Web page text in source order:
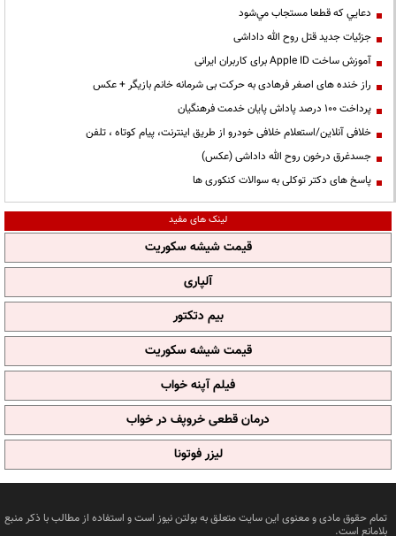
دعايي كه قطعا مستجاب مي‌شود
جزئیات جدید قتل روح الله داداشی
آموزش ساخت Apple ID برای کاربران ایرانی
راز خنده های اصغر فرهادی به حرکت بی شرمانه خانم بازیگر + عکس
پرداخت ۱۰۰ درصد پاداش پایان خدمت فرهنگیان
خلافی آنلاین/استعلام خلافی خودرو از طریق اینترنت، پیام کوتاه ، تلفن
جسدغرق درخون روح الله داداشی (عکس)
پاسخ های دکتر توکلی به سوالات کنکوری ها
لینک های مفید
قیمت شیشه سکوریت
آلپاری
بیم دتکتور
قیمت شیشه سکوریت
فیلم آپنه خواب
درمان قطعی خروپف در خواب
لیزر فوتونا
تمام حقوق مادی و معنوی این سایت متعلق به بولتن نیوز است و استفاده از مطالب با ذکر منبع
بلامانع است.